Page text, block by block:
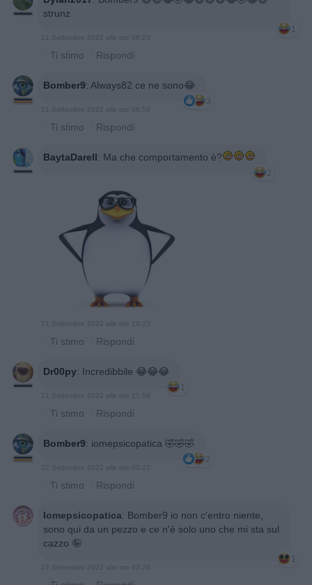
strunz
1
· Ti stimo · Rispondi
Bomber9: Always82 ce ne sono😂
3
· Ti stimo · Rispondi
BaytaDarell: Ma che comportamento è?
2
· Ti stimo · Rispondi
Dr00py: Incredibbile 😂😂😂
1
· Ti stimo · Rispondi
Bomber9: iomepsicopatica 🤣🤣🤣
2
· Ti stimo · Rispondi
Iomepsicopatica: Bomber9 io non c'entro niente,
sono qui da un pezzo e ce n'è solo uno che mi sta sul
cazzo 🤪
1